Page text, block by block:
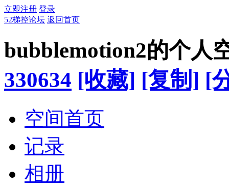
立即注册 登录
52梯控论坛 返回首页
bubblemotion2的个人
330634 [收藏] [复制] [
空间首页
记录
相册